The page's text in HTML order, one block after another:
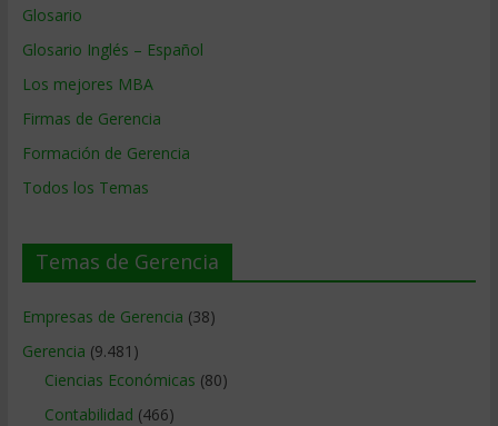
Glosario
Glosario Inglés – Español
Los mejores MBA
Firmas de Gerencia
Formación de Gerencia
Todos los Temas
Temas de Gerencia
Empresas de Gerencia (38)
Gerencia (9.481)
Ciencias Económicas (80)
Contabilidad (466)